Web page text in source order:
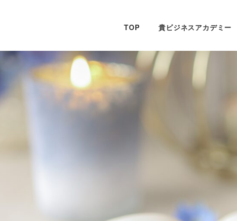
TOP 貴ビジネスアカデミー